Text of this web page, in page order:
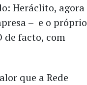
Heráclito, agora
– e o próprio
de facto, com
que a Rede